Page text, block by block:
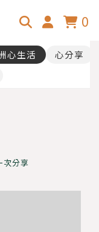
0
心生活 心分享
次分享